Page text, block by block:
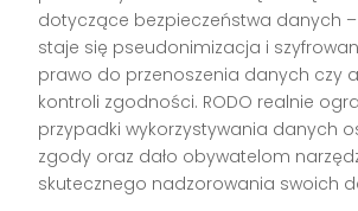
dotyczące bezpieczeństwa danych
staje się pseudonimizacja i
prawo do przenoszenia danych czy
kontroli zgodności. RODO realnie
przypadki wykorzystywania danych
zgody oraz dało obywatelom
skutecznego nadzorowania swoich